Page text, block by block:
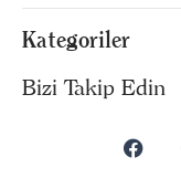
Kategoriler
Bizi Takip Edin